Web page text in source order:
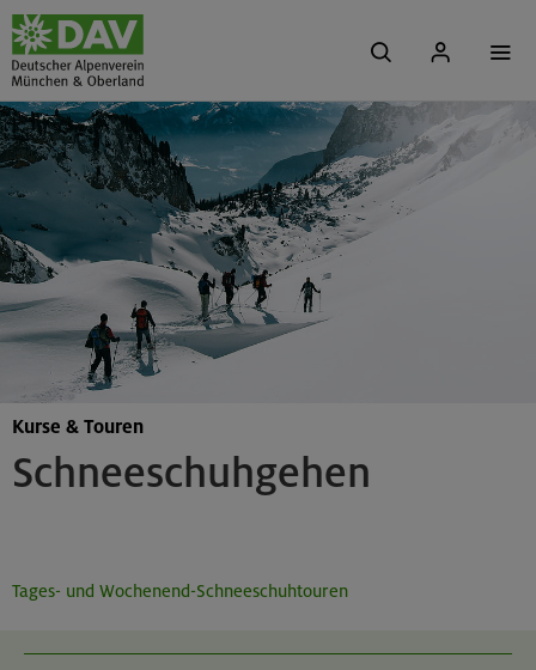
Schneeschuhgehen
Kurse & Touren
Tages- und Wochenend-Schneeschuhtouren